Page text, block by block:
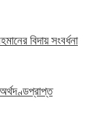
বিদায় সংবর্ধনা